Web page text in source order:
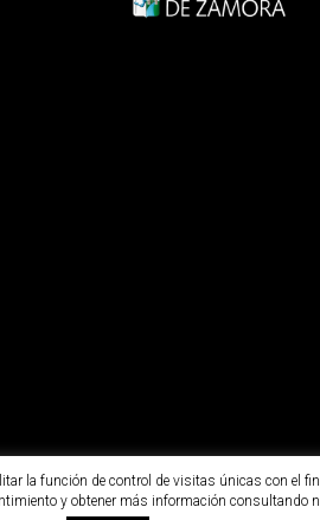
la función de control de visitas únicas con el
y obtener más información consultando